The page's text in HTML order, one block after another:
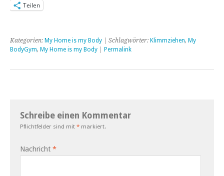
Teilen
Kategorien: My Home is my Body | Schlagwörter: Klimmziehen, My
BodyGym, My Home is my Body Permalink
Schreibe einen Kommentar
Pflichtfelder sind mit * markiert.
Nachricht *